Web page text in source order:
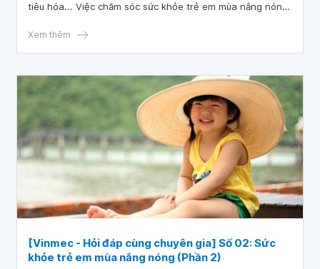
tiêu hóa... Việc chăm sóc sức khỏe trẻ em mùa nắng nóng
sức đề kháng với những tác nhân gây hại xung quanh.
Xem thêm
[Vinmec - Hỏi đáp cùng chuyên gia] Số 02: Sức
khỏe trẻ em mùa nắng nóng (Phần 2)